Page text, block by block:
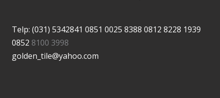
Telp: (031) 5342841 0851 0025 8388 0812 8228 1939
0852 8100 3998
golden_tile@yahoo.com